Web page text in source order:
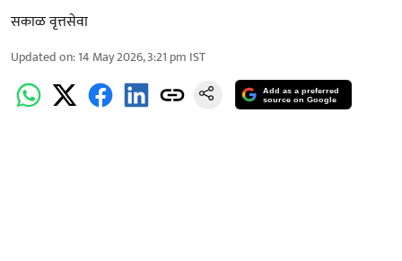
सकाळ वृत्तसेवा
Updated on:14 May 2026, 3:21 pm IST
Add as a preferred
source on Google